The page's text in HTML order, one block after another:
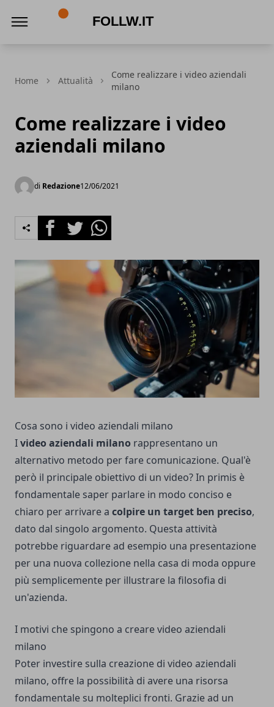
Home Attualità
Come realizzare i video aziendali
milano
Come realizzare i video
aziendali milano
di Redazione12/06/2021
FacebookTwitterWhatsapp
Cosa sono i video aziendali milano
Ivideo aziendali milano rappresentano un
alternativo metodo per fare comunicazione. Qual'è
però il principale obiettivo di un video? In primis è
fondamentale saper parlare in modo conciso e
chiaro per arrivare a colpire un target ben preciso,
dato dal singolo argomento. Questa attività
potrebbe riguardare ad esempio una presentazione
per una nuova collezione nella casa di moda oppure
più semplicemente per illustrare la filosofia di
un'azienda.
I motivi che spingono a creare video aziendali
milano
Poter investire sulla creazione di video aziendali
milano, offre la possibilità di avere una risorsa
fondamentale su molteplici fronti. Grazie ad un